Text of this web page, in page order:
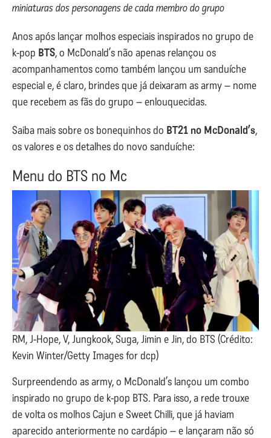
miniaturas dos personagens de cada membro do grupo
Anos após lançar molhos especiais inspirados no grupo de
k-pop BTS, o McDonald’s não apenas relançou os
acompanhamentos como também lançou um sanduíche
especial e, é claro, brindes que já deixaram as army – nome
que recebem as fãs do grupo – enlouquecidas.
Saiba mais sobre os bonequinhos do BT21 no McDonald’s,
os valores e os detalhes do novo sanduíche:
Menu do BTS no Mc
RM, J-Hope, V, Jungkook, Suga, Jimin e Jin, do BTS (Crédito:
Kevin Winter/Getty Images for dcp)
Surpreendendo as army, o McDonald’s lançou um combo
inspirado no grupo de k-pop BTS. Para isso, a rede trouxe
de volta os molhos Cajun e Sweet Chilli, que já haviam
aparecido anteriormente no cardápio – e lançaram não só